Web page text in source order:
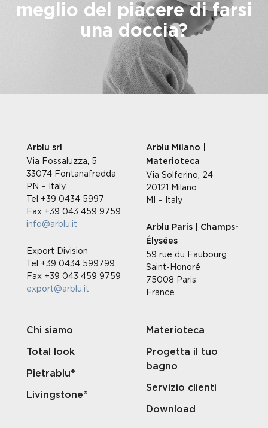
meglio del piacere di farsi
una doccia?
Arblu srl
Via Fossaluzza, 5
33074 Fontanafredda
PN – Italy
Tel +39 0434 5997
Fax +39 043 459 9759
info@arblu.it
Export Division
Tel +39 0434 599799
Fax +39 043 459 9759
export@arblu.it
Arblu Milano |
Materioteca
Via Solferino, 24
20121 Milano
MI – Italy
Arblu Paris | Champs-
Élysées
59 rue du Faubourg
Saint-Honoré
75008 Paris
France
Chi siamo
Total look
Pietrablu®
Livingstone®
Materioteca
Progetta il tuo
bagno
Servizio clienti
Download